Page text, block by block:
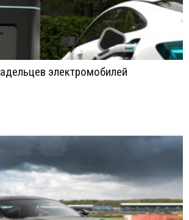
электромобилей